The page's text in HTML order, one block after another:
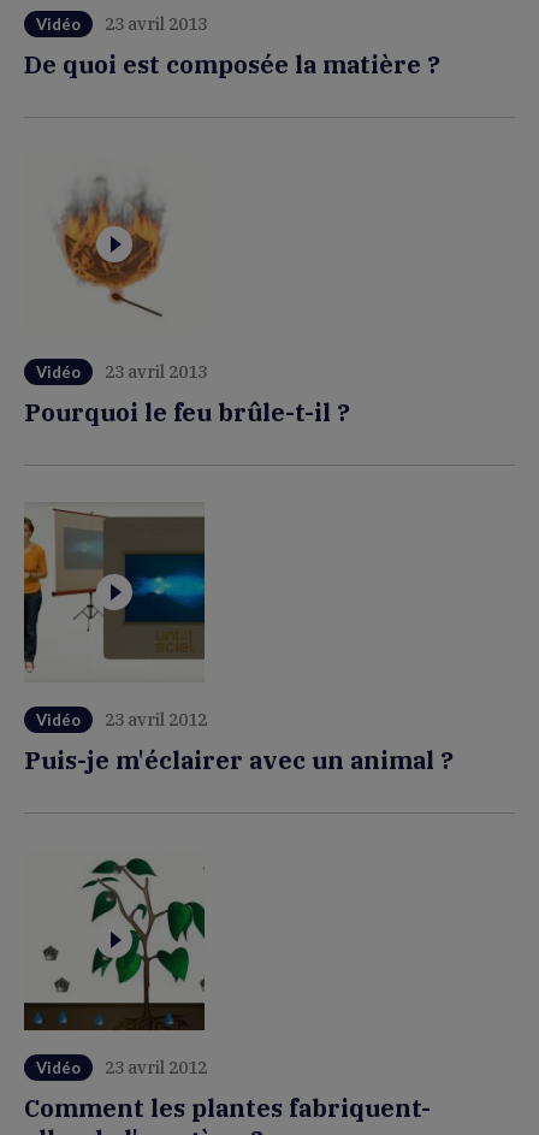
Vidéo 23 avril 2013
De quoi est composée la matière ?
Vidéo 23 avril 2013
Pourquoi le feu brûle-t-il ?
Vidéo 23 avril 2012
Puis-je m'éclairer avec un animal ?
Vidéo 23 avril 2012
Comment les plantes fabriquent-